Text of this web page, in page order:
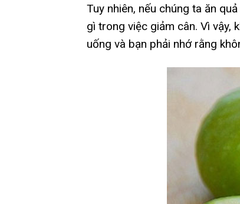
Tuy nhiên, nếu chúng ta ăn
gì trong việc giảm cân. Vì vậy,
uống và bạn phải nhớ rằng